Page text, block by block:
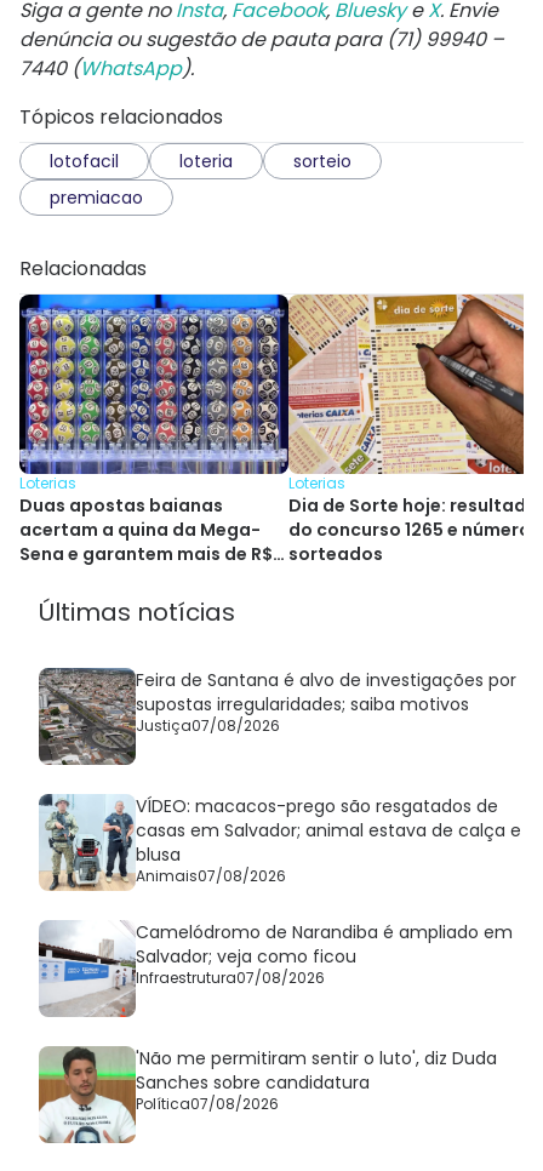
Siga a gente noInsta, Facebook, BlueskyeX. Envie
denúncia ou sugestão de pauta para (71) 99940 –
7440 (WhatsApp).
Tópicos relacionados
lotofacil loteria
sorteio
premiacao
Relacionadas
Loterias
Duas apostas baianas
acertam a quina da Mega-
Sena e garantem mais de R$
Loterias
Dia de Sorte hoje: resultado
do concurso 1265 e números
sorteados
Últimas notícias
Feira de Santana é alvo de investigações por
supostas irregularidades; saiba motivos
Justiça07/08/2026
VÍDEO: macacos-prego são resgatados de
casas em Salvador; animal estava de calça e
blusa
Animais07/08/2026
Camelódromo de Narandiba é ampliado em
Salvador; veja como ficou
Infraestrutura07/08/2026
'Não me permitiram sentir o luto', diz Duda
Sanches sobre candidatura
Política07/08/2026